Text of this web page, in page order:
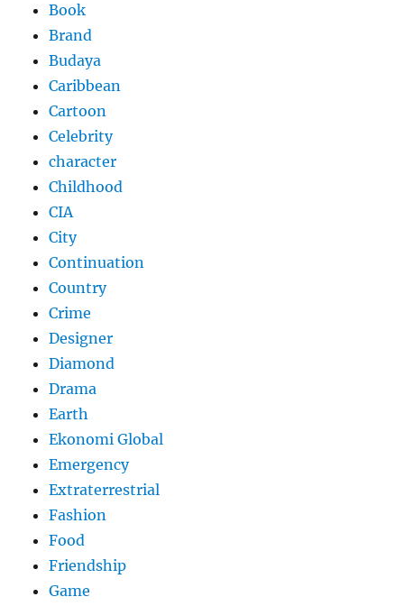
Book
Brand
Budaya
Caribbean
Cartoon
Celebrity
character
Childhood
CIA
City
Continuation
Country
Crime
Designer
Diamond
Drama
Earth
Ekonomi Global
Emergency
Extraterrestrial
Fashion
Food
Friendship
Game